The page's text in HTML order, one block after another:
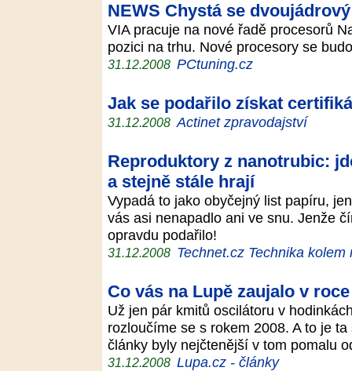
NEWS Chystá se
VIA pracuje na nové řadě procesorů
pozici na trhu. Nové procesory se
31.12.2008 PCtuning.cz
Jak se podařilo získat
31.12.2008 Actinet zpravodajství
Reproduktory z nanotrubic:
a stejně stále hrají
Vypadá to jako obyčejný list papíru,
vás asi nenapadlo ani ve snu. Jenže
opravdu podařilo!
31.12.2008 Technet.cz Technika kolem
Co vás na Lupě zaujalo v roce
Už jen pár kmitů oscilátoru v
rozloučíme se s rokem 2008. A to je
články byly nejčtenější v tom pomalu
31.12.2008 Lupa.cz - články